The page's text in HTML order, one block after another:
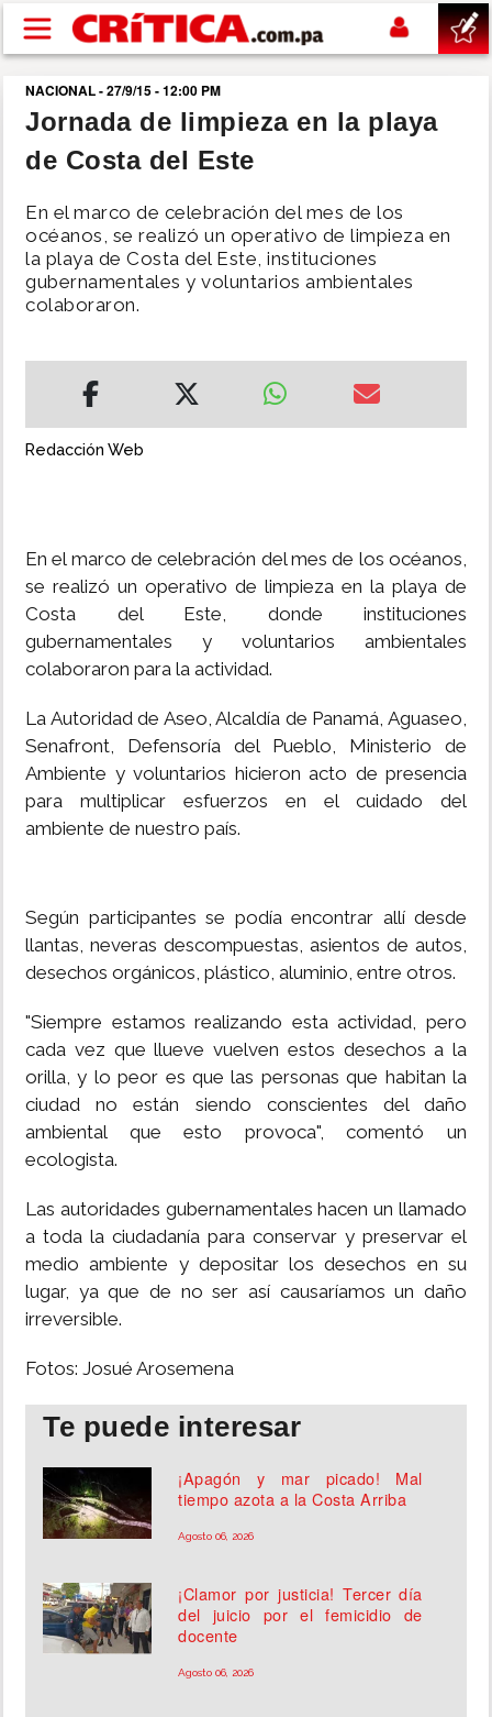
Pasar al contenido principal
buscar
SUCESOS
NACIONAL
POLÍTICA
DEPORTES
MULTIMEDIA
IMPRESO
NACIONAL - 27/9/15 - 12:00 PM
Jornada de limpieza en la playa
de Costa del Este
En el marco de celebración del mes de los
océanos, se realizó un operativo de limpieza en
la playa de Costa del Este, instituciones
gubernamentales y voluntarios ambientales
colaboraron.
Redacción Web
En el marco de celebración del mes de los océanos,
se realizó un operativo de limpieza en la playa de
Costa del Este, donde instituciones
gubernamentales y voluntarios ambientales
colaboraron para la actividad.
La Autoridad de Aseo, Alcaldía de Panamá, Aguaseo,
Senafront, Defensoría del Pueblo, Ministerio de
Ambiente y voluntarios hicieron acto de presencia
para multiplicar esfuerzos en el cuidado del
ambiente de nuestro país.
Según participantes se podía encontrar allí desde
llantas, neveras descompuestas, asientos de autos,
desechos orgánicos, plástico, aluminio, entre otros.
"Siempre estamos realizando esta actividad, pero
cada vez que llueve vuelven estos desechos a la
orilla, y lo peor es que las personas que habitan la
ciudad no están siendo conscientes del daño
ambiental que esto provoca", comentó un
ecologista.
Las autoridades gubernamentales hacen un llamado
a toda la ciudadanía para conservar y preservar el
medio ambiente y depositar los desechos en su
lugar, ya que de no ser así causaríamos un daño
irreversible.
Fotos: Josué Arosemena
Te puede interesar
¡Apagón y mar picado! Mal
tiempo azota a la Costa Arriba
Agosto 06, 2026
¡Clamor por justicia! Tercer día
del juicio por el femicidio de
docente
Agosto 06, 2026